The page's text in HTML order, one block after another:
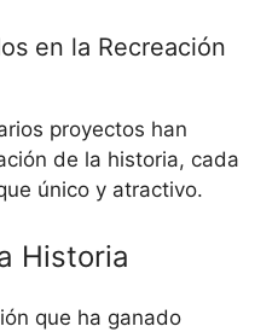
en la Recreación
proyectos han
de la historia, cada
único y atractivo.
Historia
que ha ganado